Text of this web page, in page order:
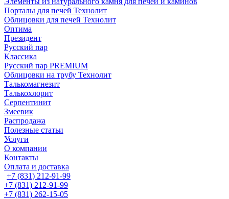
Порталы для печей Технолит
Облицовки для печей Технолит
Оптима
Президент
Русский пар
Классика
Русский пар PREMIUM
Облицовки на трубу Технолит
Талькомагнезит
Талькохлорит
Серпентинит
Змеевик
Распродажа
Полезные статьи
Услуги
О компании
Контакты
Оплата и доставка
+7 (831) 212-91-99
+7 (831) 212-91-99
+7 (831) 262-15-05